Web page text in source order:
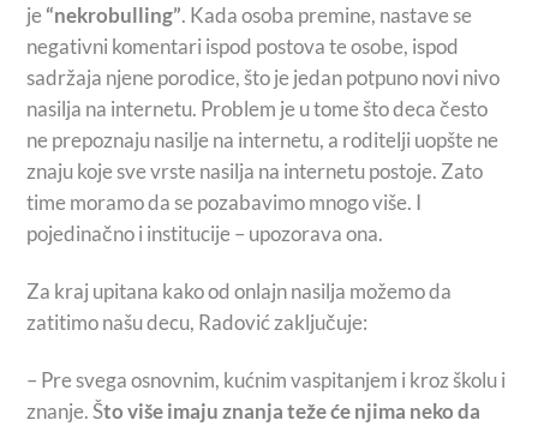
je“nekrobulling”. Kada osoba premine, nastave se
negativni komentari ispod postova te osobe, ispod
sadržaja njene porodice, što je jedan potpuno novi nivo
nasilja na internetu. Problem je u tome što deca često
ne prepoznaju nasilje na internetu, a roditelji uopšte ne
znaju koje sve vrste nasilja na internetu postoje. Zato
time moramo da se pozabavimo mnogo više. I
pojedinačno i institucije – upozorava ona.
Za kraj upitana kako od onlajn nasilja možemo da
zatitimo našu decu, Radović zaključuje:
– Pre svega osnovnim, kućnim vaspitanjem i kroz školu i
znanje. Što više imaju znanja teže će njima neko da